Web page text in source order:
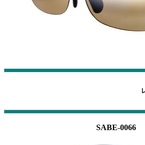
SABE-0066